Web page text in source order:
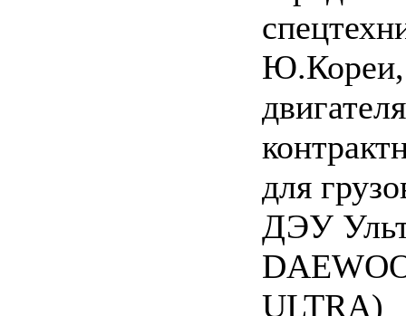
Ю.Кореи,
двигателя
для
ДЭУ
ULTRA)